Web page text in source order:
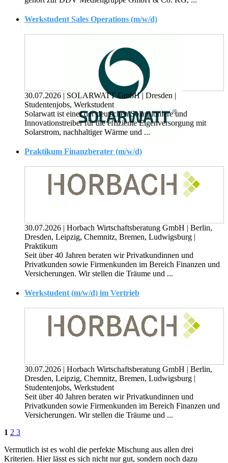
Werkstudent Sales Operations (m/w/d)
30.07.2026 | SOLARWATT GmbH| Dresden |
Studentenjobs, Werkstudent
Solarwatt ist einer der deutschen Solarpioniere und
Innovationstreiber für die effiziente Eigenversorgung mit
Solarstrom, nachhaltiger Wärme und ...
Praktikum Finanzberater (m/w/d)
30.07.2026 | Horbach Wirtschaftsberatung GmbH | Berlin,
Dresden, Leipzig, Chemnitz, Bremen, Ludwigsburg |
Praktikum
Seit über 40 Jahren beraten wir Privatkundinnen und
Privatkunden sowie Firmenkunden im Bereich Finanzen und
Versicherungen. Wir stellen die Träume und ...
Werkstudent (m/w/d) im Vertrieb
30.07.2026 | Horbach Wirtschaftsberatung GmbH | Berlin,
Dresden, Leipzig, Chemnitz, Bremen, Ludwigsburg |
Studentenjobs, Werkstudent
Seit über 40 Jahren beraten wir Privatkundinnen und
Privatkunden sowie Firmenkunden im Bereich Finanzen und
Versicherungen. Wir stellen die Träume und ...
1 2 3
Vermutlich ist es wohl die perfekte Mischung aus allen drei
Kriterien. Hier lässt es sich nicht nur gut, sondern noch dazu